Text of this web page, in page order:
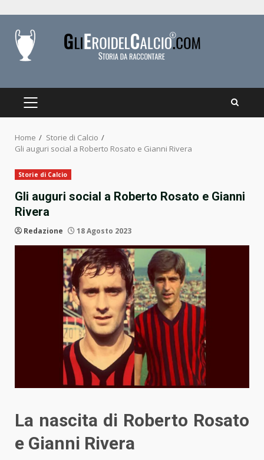
content
PRIMARY
Home
Storie di Calcio
Gli auguri social a Roberto Rosato e Gianni Rivera
Storie di Calcio
Gli auguri social a Roberto Rosato e Gianni
Rivera
Redazione 18 Agosto 2023
La nascita di Roberto Rosato
e Gianni Rivera